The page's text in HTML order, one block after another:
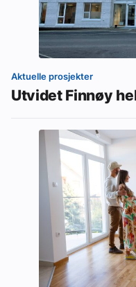
Aktuelle prosjekter
Utvidet Finnøy